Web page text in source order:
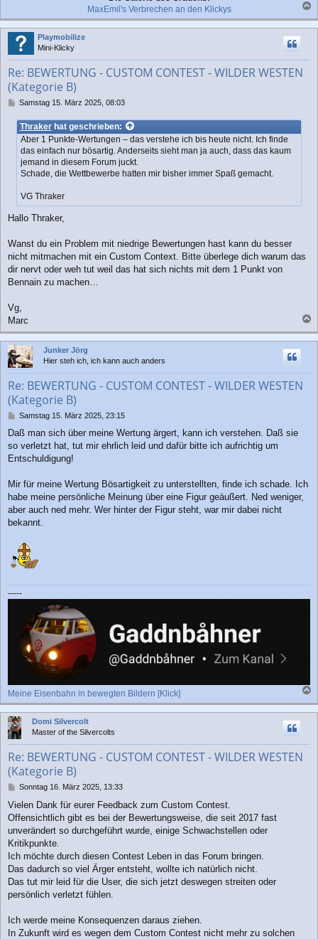
MaxEmil's Verbrechen an den Klickys
a
c
Playmobilize
Mini-Klicky
Re: BEWERTUNG - CUSTOM CONTEST - WILDER WESTEN
(Kategorie B)
B
i
t
g
Samstag 15. März 2025, 08:03
Thrakerhat geschrieben:
Aber 1 Punkte-Wertungen – das verstehe ich bis heute nicht. Ich finde
das einfach nur bösartig. Anderseits sieht man ja auch, dass das kaum
jemand in diesem Forum juckt.
Schade, die Wettbewerbe hatten mir bisher immer Spaß gemacht.
VG Thraker
Hallo Thraker,
Wanst du ein Problem mit niedrige Bewertungen hast kann du besser
nicht mitmachen mit ein Custom Context. Bitte überlege dich warum das
dir nervt oder weh tut weil das hat sich nichts mit dem 1 Punkt von
Bennain zu machen…
Vg,
Marc
a
c
Junker Jörg
Hier steh ich, ich kann auch anders
Re: BEWERTUNG - CUSTOM CONTEST - WILDER WESTEN
(Kategorie B)
B
i
t
r
g
Samstag 15. März 2025, 23:15
Daß man sich über meine Wertung ärgert, kann ich verstehen. Daß sie
so verletzt hat, tut mir ehrlich leid und dafür bitte ich aufrichtig um
Entschuldigung!
Mir für meine Wertung Bösartigkeit zu unterstellten, finde ich schade. Ich
habe meine persönliche Meinung über eine Figur geäußert. Ned weniger,
aber auch ned mehr. Wer hinter der Figur steht, war mir dabei nicht
bekannt.
-----
Meine Eisenbahn in bewegten Bildern [Klick]
a
c
Domi Silvercolt
Master of the Silvercolts
Re: BEWERTUNG - CUSTOM CONTEST - WILDER WESTEN
(Kategorie B)
B
i
t
r
a
Sonntag 16. März 2025, 13:33
Vielen Dank für eurer Feedback zum Custom Contest.
Offensichtlich gibt es bei der Bewertungsweise, die seit 2017 fast
unverändert so durchgeführt wurde, einige Schwachstellen oder
Kritikpunkte.
Ich möchte durch diesen Contest Leben in das Forum bringen.
Das dadurch so viel Ärger entsteht, wollte ich natürlich nicht.
Das tut mir leid für die User, die sich jetzt deswegen streiten oder
persönlich verletzt fühlen.
Ich werde meine Konsequenzen daraus ziehen.
In Zukunft wird es wegen dem Custom Contest nicht mehr zu solchen